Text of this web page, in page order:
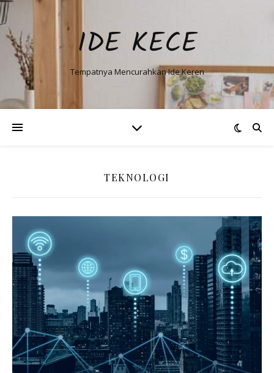
IDE KECE
Tempatnya Mencurahkan Ide Keren
TEKNOLOGI